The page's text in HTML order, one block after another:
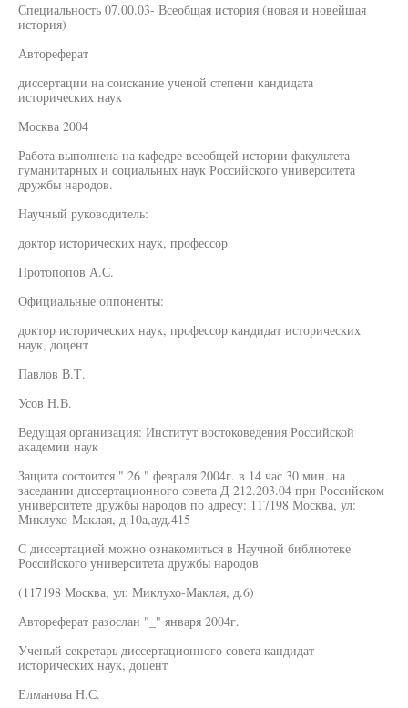
Специальность 07.00.03- Всеобщая история (новая и новейшая
история)
Автореферат
диссертации на соискание ученой степени кандидата
исторических наук
Москва 2004
Работа выполнена на кафедре всеобщей истории факультета
гуманитарных и социальных наук Российского университета
дружбы народов.
Научный руководитель:
доктор исторических наук, профессор
Протопопов А.С.
Официальные оппоненты:
доктор исторических наук, профессор кандидат исторических
наук, доцент
Павлов В.Т.
Усов Н.В.
Ведущая организация: Институт востоковедения Российской
академии наук
Защита состоится " 26 " февраля 2004г. в 14 час 30 мин. на
заседании диссертационного совета Д 212.203.04 при Российском
университете дружбы народов по адресу: 117198 Москва, ул:
Миклухо-Маклая, д.10а,ауд.415
С диссертацией можно ознакомиться в Научной библиотеке
Российского университета дружбы народов
(117198 Москва, ул: Миклухо-Маклая, д.6)
Автореферат разослан "_" января 2004г.
Ученый секретарь диссертационного совета кандидат
исторических наук, доцент
Елманова Н.С.